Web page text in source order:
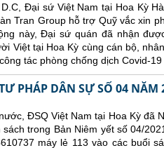
Đại sứ Việt Nam tại Hoa Kỳ
Tran Group hỗ trợ Quỹ vắc xin
này, Đại sứ quán đã nhận
Việt tại Hoa Kỳ cùng cán bộ,
tác phòng chống dịch Covid-
PHÁP DÂN SỰ SỐ 04 NĂM
ĐSQ Việt Nam tại Hoa Kỳ đã
trong Bản Niêm yết số 04/
máy lẻ 113 vào các buổi